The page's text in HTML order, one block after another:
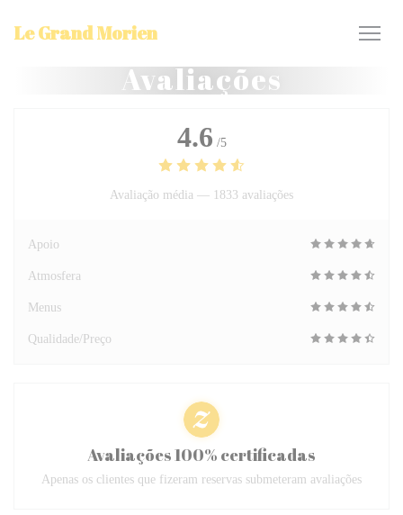
Le Grand Morien
Avaliações
4.6 /5
Avaliação média — 1833 avaliações
Apoio
Atmosfera
Menus
Qualidade/Preço
Avaliações 100% certificadas
Apenas os clientes que fizeram reservas submeteram avaliações